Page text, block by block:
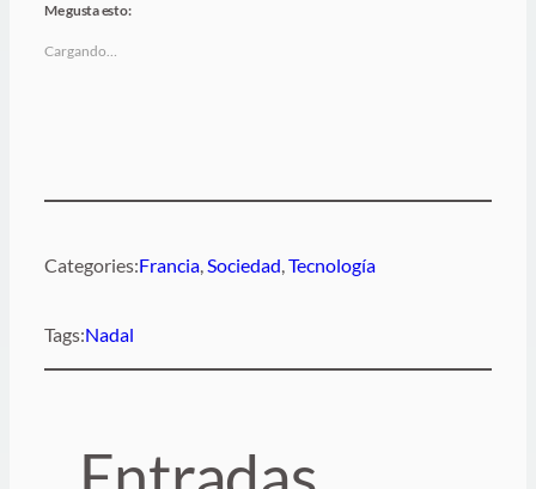
Me gusta esto:
Cargando…
Categories:Francia, Sociedad, Tecnología
Tags:Nadal